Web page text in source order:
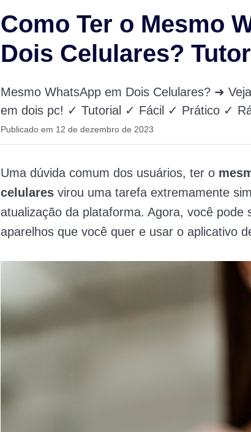
Como Ter o Mesmo
Dois Celulares?
Mesmo WhatsApp em Dois Celulares? ➜
em dois pc! ✓ Tutorial ✓ Fácil ✓ Prático ✓
Publicado em 12 de dezembro de 2023
Uma dúvida comum dos usuários, ter o
celulares virou uma tarefa extremamente
atualização da plataforma. Agora, você pode
aparelhos que você quer e usar o aplicativo